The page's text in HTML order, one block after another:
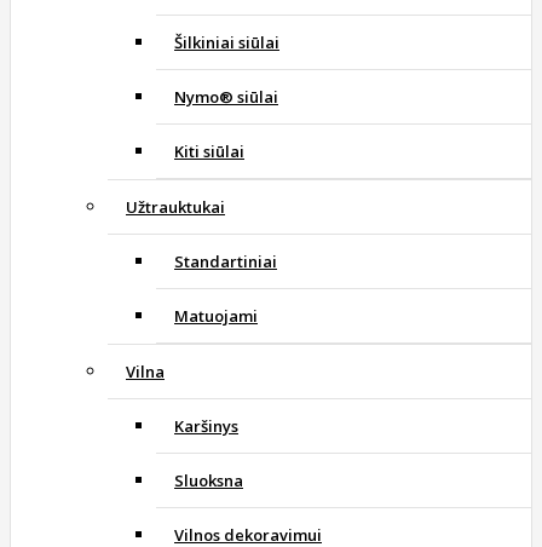
Šilkiniai siūlai
Nymo® siūlai
Kiti siūlai
Užtrauktukai
Standartiniai
Matuojami
Vilna
Karšinys
Sluoksna
Vilnos dekoravimui